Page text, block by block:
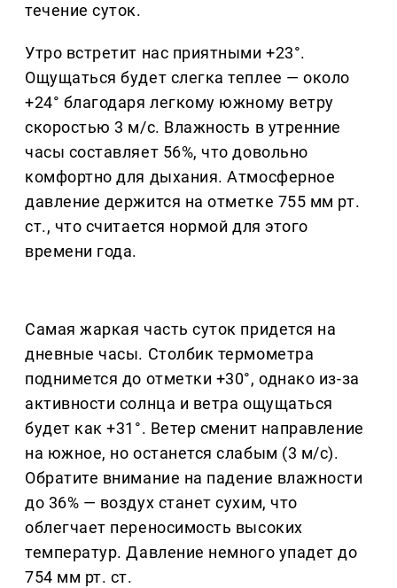
течение суток.
Утро встретит нас приятными +23°.
Ощущаться будет слегка теплее — около
+24° благодаря легкому южному ветру
скоростью 3 м/с. Влажность в утренние
часы составляет 56%, что довольно
комфортно для дыхания. Атмосферное
давление держится на отметке 755 мм рт.
ст., что считается нормой для этого
времени года.
Самая жаркая часть суток придется на
дневные часы. Столбик термометра
поднимется до отметки +30°, однако из-за
активности солнца и ветра ощущаться
будет как +31°. Ветер сменит направление
на южное, но останется слабым (3 м/с).
Обратите внимание на падение влажности
до 36% — воздух станет сухим, что
облегчает переносимость высоких
температур. Давление немного упадет до
754 мм рт. ст.